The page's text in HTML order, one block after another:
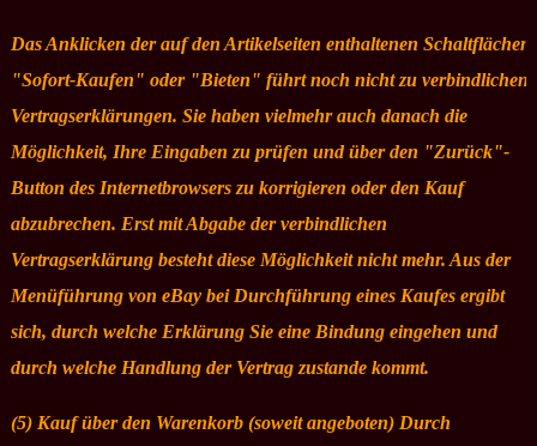
Das Anklicken der auf den Artikelseiten enthaltenen Schaltflächen
"Sofort-Kaufen" oder "Bieten" führt noch nicht zu verbindlichen
Vertragserklärungen. Sie haben vielmehr auch danach die
Möglichkeit, Ihre Eingaben zu prüfen und über den "Zurück"-
Button des Internetbrowsers zu korrigieren oder den Kauf
abzubrechen. Erst mit Abgabe der verbindlichen
Vertragserklärung besteht diese Möglichkeit nicht mehr. Aus der
Menüführung von eBay bei Durchführung eines Kaufes ergibt
sich, durch welche Erklärung Sie eine Bindung eingehen und
durch welche Handlung der Vertrag zustande kommt.
(5) Kauf über den Warenkorb (soweit angeboten) Durch